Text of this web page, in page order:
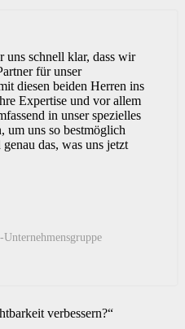
uns schnell klar, dass wir
für unser
diesen beiden Herren ins
Expertise und vor allem
in unser spezielles
um uns so bestmöglich
das, was uns jetzt
verbessern?“